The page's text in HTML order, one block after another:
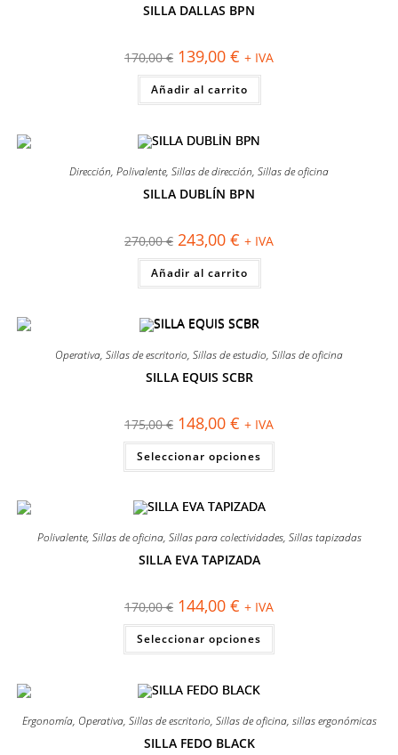
SILLA DALLAS BPN
170,00€ El
precio
original
era:
170,00 €.
139,00 € El
precio
actual
es:
139,00 €.
+ IVA
Añadir al carrito
Dirección, Polivalente, Sillas de dirección, Sillas de oficina
SILLA DUBLÍN BPN
270,00€ El
precio
original
era:
270,00 €.
243,00 € El
precio
actual
es:
243,00 €.
+ IVA
Añadir al carrito
Operativa, Sillas de escritorio, Sillas de estudio, Sillas de oficina
SILLA EQUIS SCBR
175,00€ El
precio
original
era:
175,00 €.
148,00 € El
precio
actual
es:
148,00 €.
+ IVA
Seleccionar opciones
Este
tiene
se
pueden
producto
Polivalente, Sillas de oficina, Sillas para colectividades, Sillas tapizadas
SILLA EVA TAPIZADA
170,00€ El
precio
original
era:
170,00 €.
144,00 € El
precio
actual
es:
144,00 €.
+ IVA
Seleccionar opciones
Este
tiene
se
pueden
Ergonomía, Operativa, Sillas de escritorio, Sillas de oficina, sillas ergonómicas
SILLA FEDO BLACK